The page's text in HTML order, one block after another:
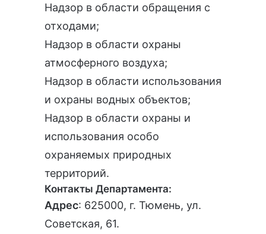
Надзор в области обращения с
отходами;
Надзор в области охраны
атмосферного воздуха;
Надзор в области использования
и охраны водных объектов;
Надзор в области охраны и
использования особо
охраняемых природных
территорий.
Контакты Департамента:
Адрес: 625000, г. Тюмень, ул.
Советская, 61.